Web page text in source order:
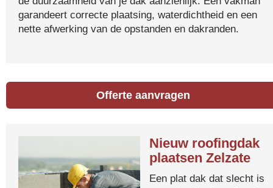
garandeert correcte plaatsing, waterdichtheid en een
nette afwerking van de opstanden en dakranden.
Offerte aanvragen
Nieuw roofingdak
plaatsen Zelzate
Een plat dak dat slecht is